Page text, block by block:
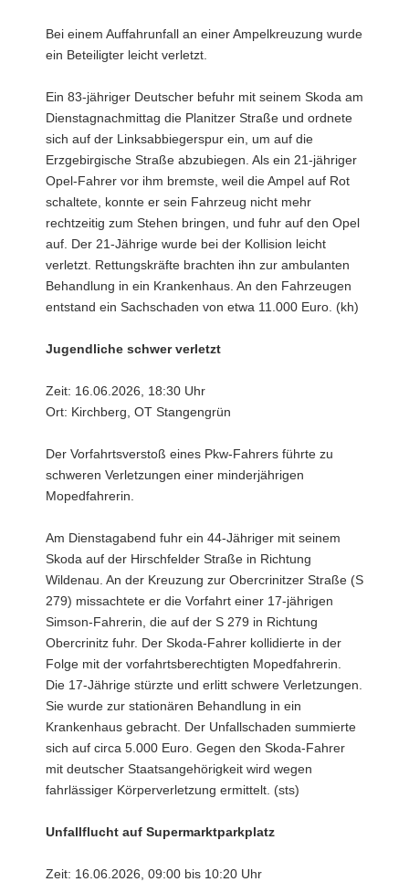
Bei einem Auffahrunfall an einer Ampelkreuzung wurde
ein Beteiligter leicht verletzt.
Ein 83-jähriger Deutscher befuhr mit seinem Skoda am
Dienstagnachmittag die Planitzer Straße und ordnete
sich auf der Linksabbiegerspur ein, um auf die
Erzgebirgische Straße abzubiegen. Als ein 21-jähriger
Opel-Fahrer vor ihm bremste, weil die Ampel auf Rot
schaltete, konnte er sein Fahrzeug nicht mehr
rechtzeitig zum Stehen bringen, und fuhr auf den Opel
auf. Der 21-Jährige wurde bei der Kollision leicht
verletzt. Rettungskräfte brachten ihn zur ambulanten
Behandlung in ein Krankenhaus. An den Fahrzeugen
entstand ein Sachschaden von etwa 11.000 Euro. (kh)
Jugendliche schwer verletzt
Zeit: 16.06.2026, 18:30 Uhr
Ort: Kirchberg, OT Stangengrün
Der Vorfahrtsverstoß eines Pkw-Fahrers führte zu
schweren Verletzungen einer minderjährigen
Mopedfahrerin.
Am Dienstagabend fuhr ein 44-Jähriger mit seinem
Skoda auf der Hirschfelder Straße in Richtung
Wildenau. An der Kreuzung zur Obercrinitzer Straße (S
279) missachtete er die Vorfahrt einer 17-jährigen
Simson-Fahrerin, die auf der S 279 in Richtung
Obercrinitz fuhr. Der Skoda-Fahrer kollidierte in der
Folge mit der vorfahrtsberechtigten Mopedfahrerin.
Die 17-Jährige stürzte und erlitt schwere Verletzungen.
Sie wurde zur stationären Behandlung in ein
Krankenhaus gebracht. Der Unfallschaden summierte
sich auf circa 5.000 Euro. Gegen den Skoda-Fahrer
mit deutscher Staatsangehörigkeit wird wegen
fahrlässiger Körperverletzung ermittelt. (sts)
Unfallflucht auf Supermarktparkplatz
Zeit: 16.06.2026, 09:00 bis 10:20 Uhr